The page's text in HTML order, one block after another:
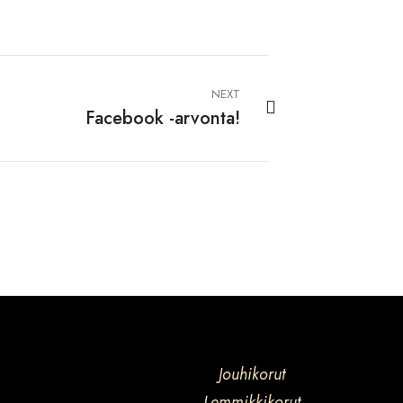
NEXT
Facebook -arvonta!
Jouhikorut